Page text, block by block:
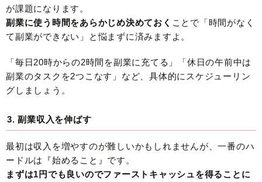
が課題になります。
副業に使う時間をあらかじめ決めておく ことで「時間がなく
て副業ができない」と悩まずに済みますよ。
「毎日20時からの2時間を副業に充てる」「休日の午前中は
副業のタスクを2つこなす」など、具体的にスケジューリン
グしましょう。
3. 副業収入を伸ばす
最初は収入を増やすのが難しいかもしれませんが、一番のハ
ードルは『始めること』です。
まずは1円でも良いのでファーストキャッシュを得ることに